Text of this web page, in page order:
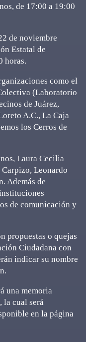
de 17:00 a 19:00
de noviembre
Estatal de
horas.
como el
(Laboratorio
de Juárez,
A.C., La Caja
los Cerros de
Laura Cecilia
Leonardo
Además de
de comunicación y
propuestas o quejas
Ciudadana con
indicar su nombre
una memoria
cual será
en la página